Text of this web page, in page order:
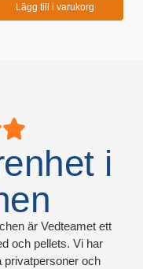
Lägg till i varukorg
i
är Vedteamet ett
och pellets. Vi har
privatpersoner och